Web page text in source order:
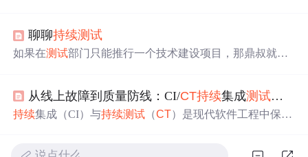
架 持续地对代码进行验证和
署后的软件版本都能正常工作。
核心概念和实践，包括开发全流程周期、与传统开发方式
的区别以及具体落地方式。其中，特别强调了DevOps的团
念，强调了它们在DevOps实践中的关联和重要性。最后，
对于每个概念进行了简要的说明，突出了它们在实现DevO
ps流程中的作用和优势。
聊聊持续测试
如果在测试部门只能推行一个技术建设项目，那鼎叔就会
从线上故障到质量防线：CI/CT持续集成测试实战
持续集成（CI）与持续测试 （CT）是现代软件工程中保障